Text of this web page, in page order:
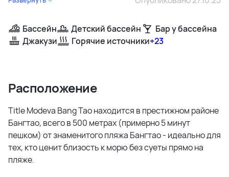
Бассейн Детский бассейн
Бар у бассейна
Джакузи
Горячие источники+23
Расположение
Title Modeva Bang Tao находится в престижном районе
Бангтао, всего в 500 метрах (примерно 5 минут
пешком) от знаменитого пляжа Бангтао - идеально для
тех, кто ценит близость к морю без суеты прямо на
пляже.